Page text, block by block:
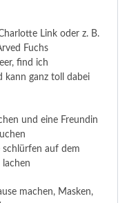
Link oder z. B.
Fuchs
find ich
kann ganz toll dabei
und eine Freundin
schlürfen auf dem
lachen
machen, Masken,